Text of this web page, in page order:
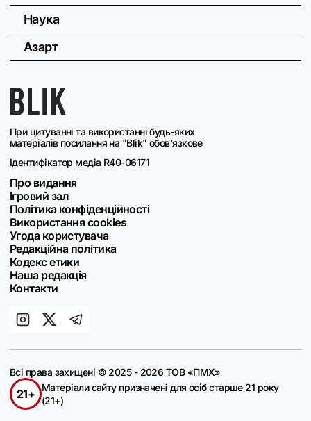
При цитуванні та використанні будь-яких
матеріалів посилання на "Blik" обов'язкове
Ідентифікатор медіа R40-06171
Про видання
Ігровий зал
Політика конфіденційності
Використання cookies
Угода користувача
Редакційна політика
Кодекс етики
Наша редакція
Контакти
Наука
Азарт
Всі права захищені © 2025 - 2026 ТОВ «ПМХ»
21+
Матеріали сайту призначені для осіб старше 21 року
(21+)